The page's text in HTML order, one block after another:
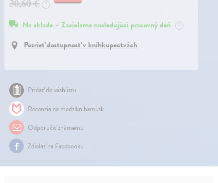
30,60 €
?
Na sklade – Zasielame nasledujúci pracovný deň ?
Pozrieť dostupnosť v kníhkupectvách
Pridať do wishlistu
Recenzia na medziknihami.sk
Odporučiť známemu
Zdielať na Facebooku